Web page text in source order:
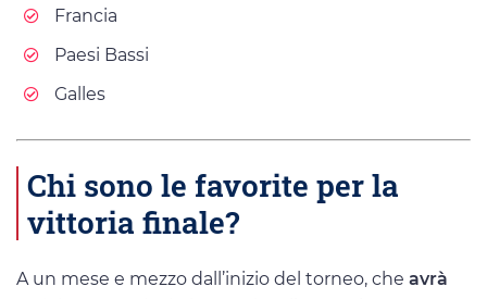
Francia
Paesi Bassi
Galles
Chi sono le favorite per la
vittoria finale?
A un mese e mezzo dall’inizio del torneo, che avrà